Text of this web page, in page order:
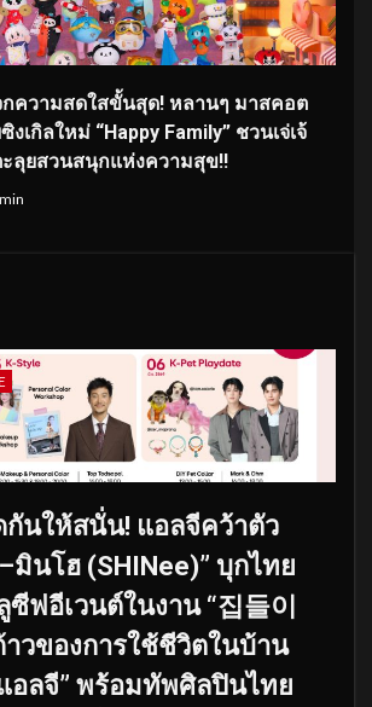
กความสดใสขั้นสุด! หลานๆ มาสคอต
เกิลใหม่ “Happy Family” ชวนเจ่เจ้
ลุยสวนสนุกแห่งความสุข!!
กันให้สนั่น! แอลจีคว้าตัว
มินโฮ (SHINee)” บุกไทย
ฟอีเวนต์ในงาน “집들이
าวของการใช้ชีวิตในบ้าน
อลจี” พร้อมทัพศิลปินไทย